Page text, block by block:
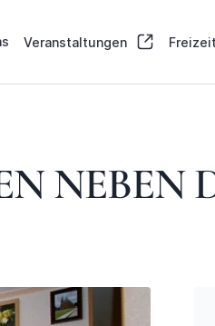
Veranstaltungen
NEBEN